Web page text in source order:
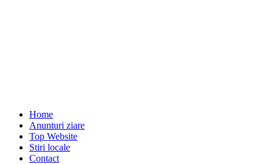
Home
Anunturi ziare
Top Website
Stiri locale
Contact